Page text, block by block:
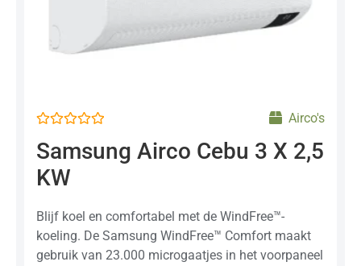
0
uit
5
Airco's
Samsung Airco Cebu 3 X 2,5
KW
Blijf koel en comfortabel met de WindFree™-
koeling. De Samsung WindFree™ Comfort maakt
gebruik van 23.000 microgaatjes in het voorpaneel